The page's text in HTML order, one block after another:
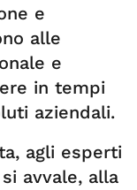
e
alle
e
in tempi
aziendali.
agli esperti
avvale, alla